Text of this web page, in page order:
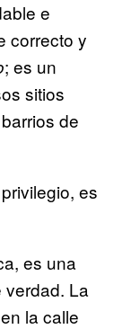
e
correcto y
; es un
sitios
de
es
es una
verdad. La
la calle